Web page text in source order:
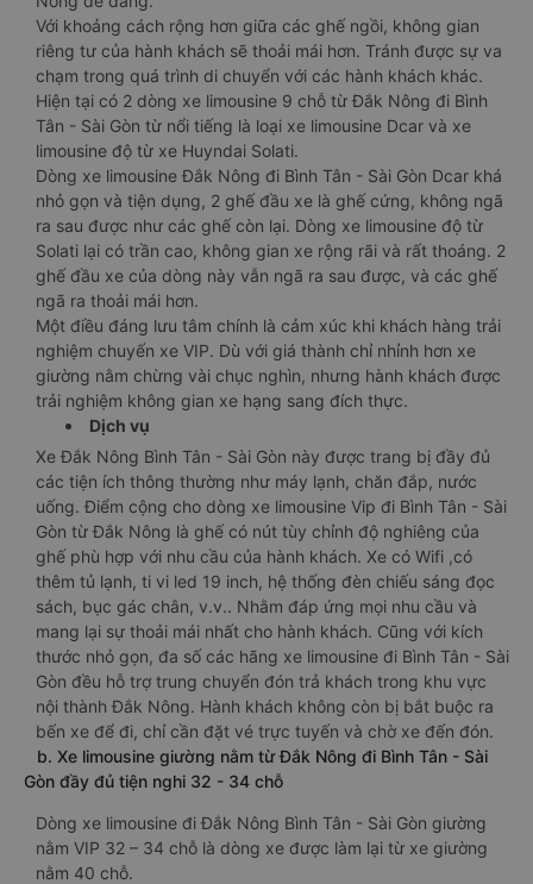
Với khoảng cách rộng hơn giữa các ghế ngồi, không gian
riêng tư của hành khách sẽ thoải mái hơn. Tránh được sự va
chạm trong quá trình di chuyển với các hành khách khác.
Hiện tại có 2 dòng xe limousine 9 chỗ từ Đắk Nông đi Bình
Tân - Sài Gòn từ nổi tiếng là loại xe limousine Dcar và xe
limousine độ từ xe Huyndai Solati.
Dòng xe limousine Đắk Nông đi Bình Tân - Sài Gòn Dcar khá
nhỏ gọn và tiện dụng, 2 ghế đầu xe là ghế cứng, không ngã
ra sau được như các ghế còn lại. Dòng xe limousine độ từ
Solati lại có trần cao, không gian xe rộng rãi và rất thoáng. 2
ghế đầu xe của dòng này vẫn ngã ra sau được, và các ghế
ngã ra thoải mái hơn.
Một điều đáng lưu tâm chính là cảm xúc khi khách hàng trải
nghiệm chuyến xe VIP. Dù với giá thành chỉ nhỉnh hơn xe
giường nằm chừng vài chục nghìn, nhưng hành khách được
trải nghiệm không gian xe hạng sang đích thực.
Dịch vụ
Xe Đắk Nông Bình Tân - Sài Gòn này được trang bị đầy đủ
các tiện ích thông thường như máy lạnh, chăn đắp, nước
uống. Điểm cộng cho dòng xe limousine Vip đi Bình Tân - Sài
Gòn từ Đắk Nông là ghế có nút tùy chỉnh độ nghiêng của
ghế phù hợp với nhu cầu của hành khách. Xe có Wifi ,có
thêm tủ lạnh, ti vi led 19 inch, hệ thống đèn chiếu sáng đọc
sách, bục gác chân, v.v.. Nhằm đáp ứng mọi nhu cầu và
mang lại sự thoải mái nhất cho hành khách. Cũng với kích
thước nhỏ gọn, đa số các hãng xe limousine đi Bình Tân - Sài
Gòn đều hỗ trợ trung chuyển đón trả khách trong khu vực
nội thành Đắk Nông. Hành khách không còn bị bắt buộc ra
bến xe để đi, chỉ cần đặt vé trực tuyến và chờ xe đến đón.
b. Xe limousine giường nằm từ Đắk Nông đi Bình Tân - Sài
Gòn đầy đủ tiện nghi 32 - 34 chỗ
Dòng xe limousine đi Đắk Nông Bình Tân - Sài Gòn giường
nằm VIP 32 – 34 chỗ là dòng xe được làm lại từ xe giường
nằm 40 chỗ.